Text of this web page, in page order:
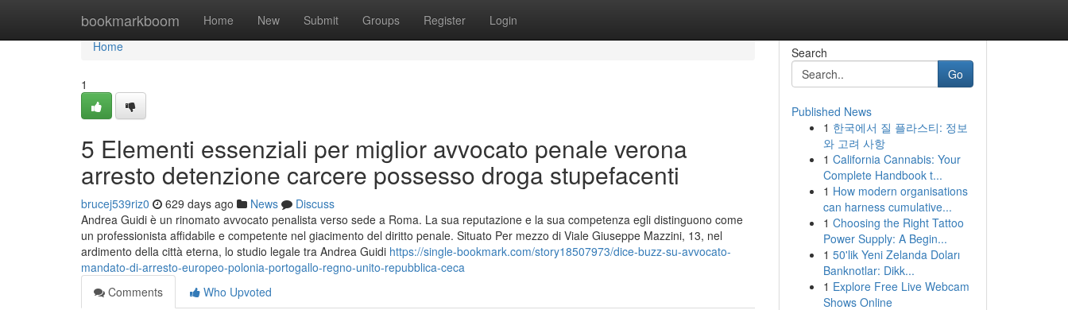
bookmarkboom Home New Submit Groups Register Login
Home
Home
1
5 Elementi essenziali per miglior avvocato penale verona
arresto detenzione carcere possesso droga stupefacenti
brucej539riz0 629 days ago News
Discuss
Andrea Guidi è un rinomato avvocato penalista verso sede a Roma. La sua reputazione e la sua competenza egli distinguono come
un professionista affidabile e competente nel giacimento del diritto penale. Situato Per mezzo di Viale Giuseppe Mazzini, 13, nel
ardimento della città eterna, lo studio legale tra Andrea Guidi https://single-bookmark.com/story18507973/dice-buzz-su-avvocato-
mandato-di-arresto-europeo-polonia-portogallo-regno-unito-repubblica-ceca
Comments
Who Upvoted
Search
Go
Published News
1 한국에서 질 플라스티: 정보
와 고려 사항
1 California Cannabis: Your
Complete Handbook t...
1 How modern organisations
can harness cumulative...
1 Choosing the Right Tattoo
Power Supply: A Begin...
1 50'lik Yeni Zelanda Doları
Banknotlar: Dikk...
1 Explore Free Live Webcam
Shows Online